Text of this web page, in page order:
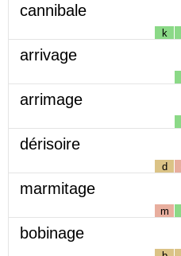
cannibale
k
arrivage
arrimage
dérisoire
d
marmitage
m
bobinage